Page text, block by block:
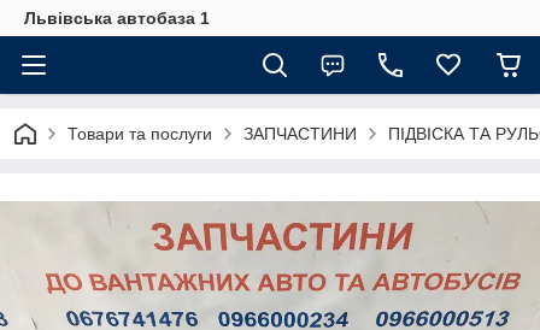
Львівська автобаза 1
Товари та послуги ЗАПЧАСТИНИ ПІДВІСКА ТА